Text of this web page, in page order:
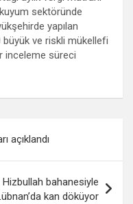
sektöründe
yapılan
büyük ve riskli mükellefi
inceleme süreci
açıklandı
bahanesiyle
kan döküyor